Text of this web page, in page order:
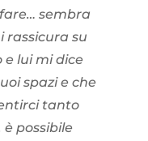
sembra
rassicura su
e lui mi dice
spazi e che
tanto
è possibile